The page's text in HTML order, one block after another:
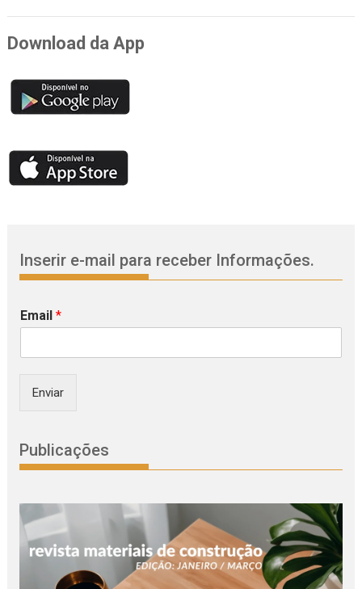
Download da App
Inserir e-mail para receber Informações.
Email*
Enviar
Publicações